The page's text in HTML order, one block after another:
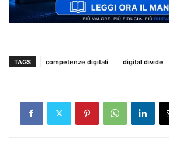
TAGS competenze digitali digital divide